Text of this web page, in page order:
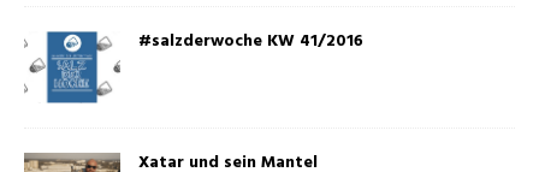
#salzderwoche KW 41/2016
Xatar und sein Mantel